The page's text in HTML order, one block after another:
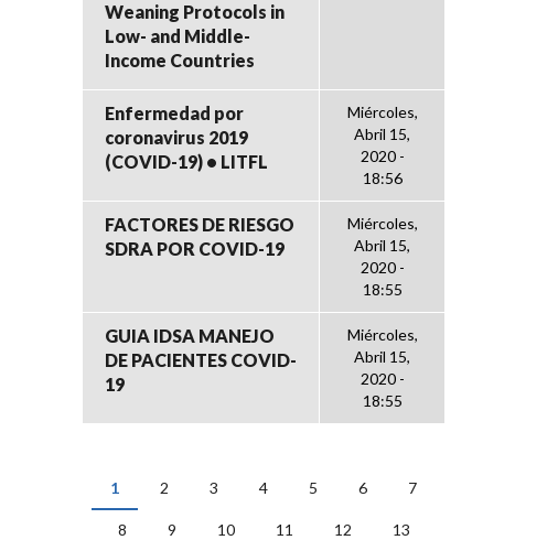
Weaning Protocols in
Low- and Middle-
Income Countries
Enfermedad por
coronavirus 2019
(COVID-19) • LITFL
Miércoles,
Abril 15,
2020 -
18:56
FACTORES DE RIESGO
SDRA POR COVID-19
Miércoles,
Abril 15,
2020 -
18:55
GUIA IDSA MANEJO
DE PACIENTES COVID-
19
Miércoles,
Abril 15,
2020 -
18:55
PÁGINAS
1 2 3 4 5 6 7
8 9 10 11 12 13